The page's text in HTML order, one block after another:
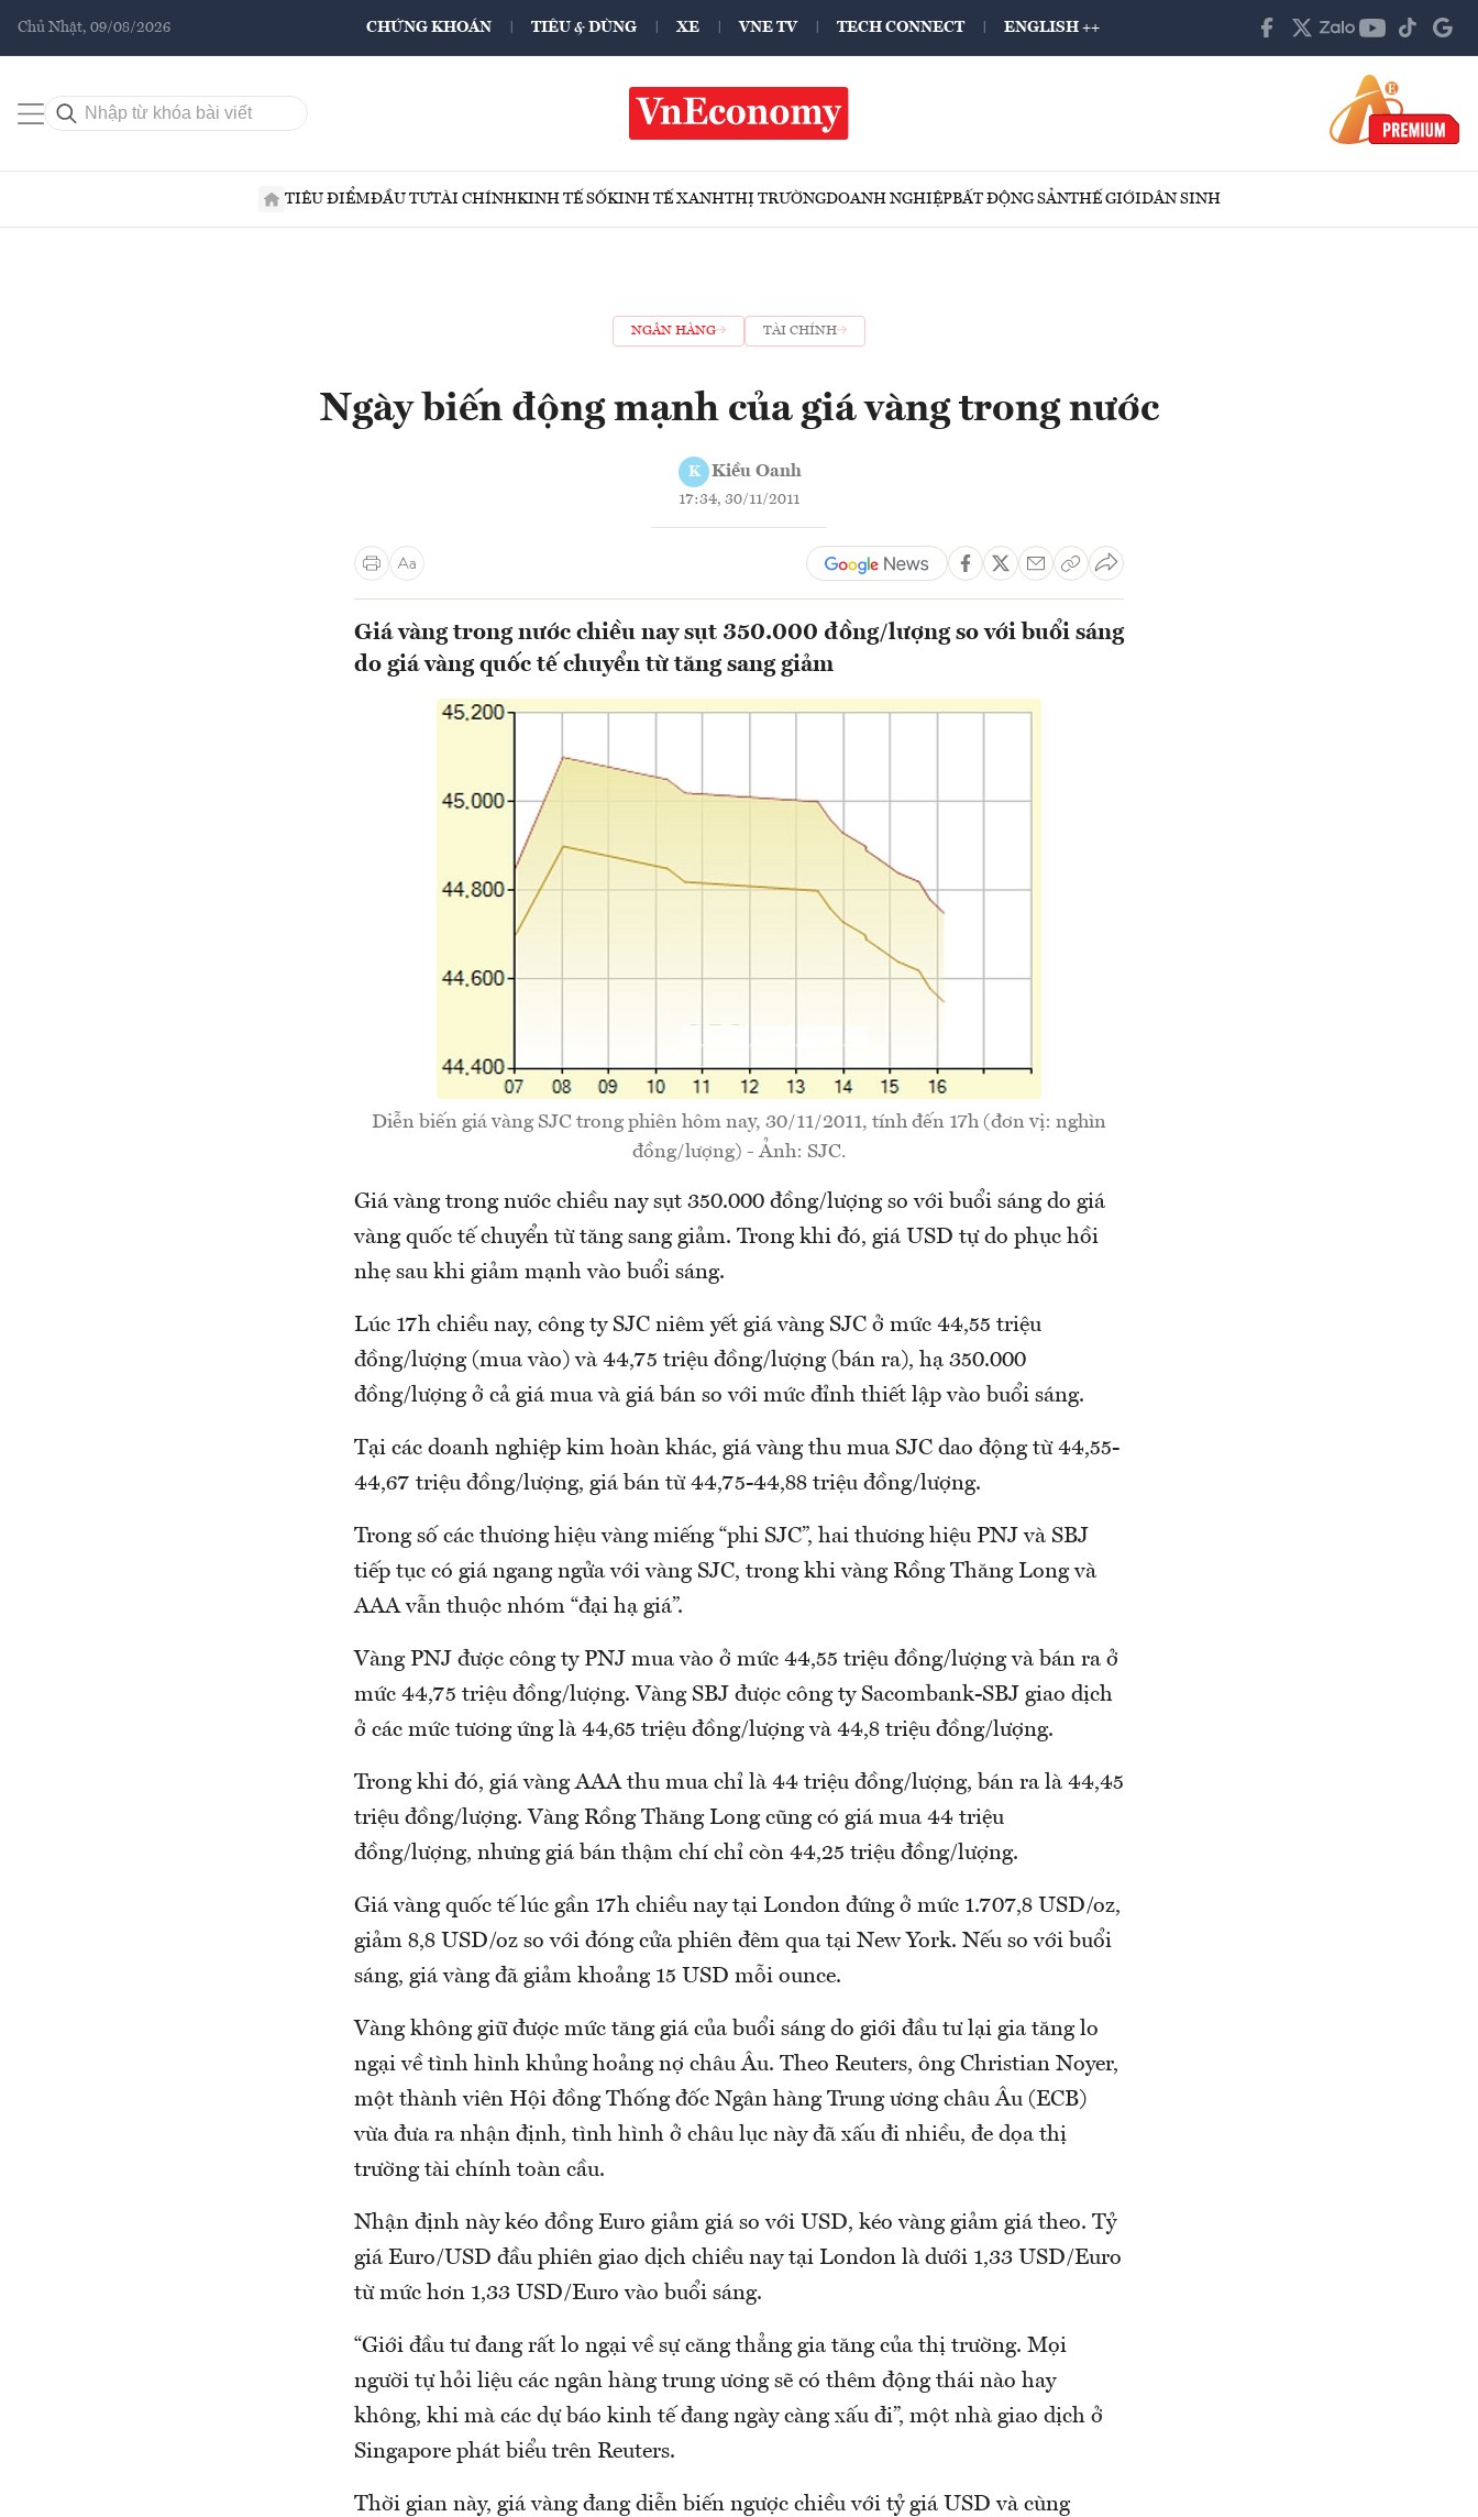
Chủ Nhật, 09/08/2026 CHỨNG KHOÁN TIÊU & DÙNG XE VNE TV TECH CONNECT ENGLISH ++
TIÊU ĐIỂMĐẦU TƯTÀI CHÍNHKINH TẾ SỐKINH TẾ XANHTHỊ TRƯỜNGDOANH NGHIỆPBẤT ĐỘNG SẢNTHẾ GIỚIDÂN SINH
NGÂN HÀNG TÀI CHÍNH
Ngày biến động mạnh của giá vàng trong nước
K Kiều Oanh
17:34, 30/11/2011
Giá vàng trong nước chiều nay sụt 350.000 đồng/lượng so với buổi sáng
do giá vàng quốc tế chuyển từ tăng sang giảm
Diễn biến giá vàng SJC trong phiên hôm nay, 30/11/2011, tính đến 17h (đơn vị: nghìn
đồng/lượng) - Ảnh: SJC.
Giá vàng trong nước chiều nay sụt 350.000 đồng/lượng so với buổi sáng do giá
vàng quốc tế chuyển từ tăng sang giảm. Trong khi đó, giá USD tự do phục hồi
nhẹ sau khi giảm mạnh vào buổi sáng.
Lúc 17h chiều nay, công ty SJC niêm yết giá vàng SJC ở mức 44,55 triệu
đồng/lượng (mua vào) và 44,75 triệu đồng/lượng (bán ra), hạ 350.000
đồng/lượng ở cả giá mua và giá bán so với mức đỉnh thiết lập vào buổi sáng.
Tại các doanh nghiệp kim hoàn khác, giá vàng thu mua SJC dao động từ 44,55-
44,67 triệu đồng/lượng, giá bán từ 44,75-44,88 triệu đồng/lượng.
Trong số các thương hiệu vàng miếng “phi SJC”, hai thương hiệu PNJ và SBJ
tiếp tục có giá ngang ngửa với vàng SJC, trong khi vàng Rồng Thăng Long và
AAA vẫn thuộc nhóm “đại hạ giá”.
Vàng PNJ được công ty PNJ mua vào ở mức 44,55 triệu đồng/lượng và bán ra ở
mức 44,75 triệu đồng/lượng. Vàng SBJ được công ty Sacombank-SBJ giao dịch
ở các mức tương ứng là 44,65 triệu đồng/lượng và 44,8 triệu đồng/lượng.
Trong khi đó, giá vàng AAA thu mua chỉ là 44 triệu đồng/lượng, bán ra là 44,45
triệu đồng/lượng. Vàng Rồng Thăng Long cũng có giá mua 44 triệu
đồng/lượng, nhưng giá bán thậm chí chỉ còn 44,25 triệu đồng/lượng.
Giá vàng quốc tế lúc gần 17h chiều nay tại London đứng ở mức 1.707,8 USD/oz,
giảm 8,8 USD/oz so với đóng cửa phiên đêm qua tại New York. Nếu so với buổi
sáng, giá vàng đã giảm khoảng 15 USD mỗi ounce.
Vàng không giữ được mức tăng giá của buổi sáng do giới đầu tư lại gia tăng lo
ngại về tình hình khủng hoảng nợ châu Âu. Theo Reuters, ông Christian Noyer,
một thành viên Hội đồng Thống đốc Ngân hàng Trung ương châu Âu (ECB)
vừa đưa ra nhận định, tình hình ở châu lục này đã xấu đi nhiều, đe dọa thị
trường tài chính toàn cầu.
Nhận định này kéo đồng Euro giảm giá so với USD, kéo vàng giảm giá theo. Tỷ
giá Euro/USD đầu phiên giao dịch chiều nay tại London là dưới 1,33 USD/Euro
từ mức hơn 1,33 USD/Euro vào buổi sáng.
“Giới đầu tư đang rất lo ngại về sự căng thẳng gia tăng của thị trường. Mọi
người tự hỏi liệu các ngân hàng trung ương sẽ có thêm động thái nào hay
không, khi mà các dự báo kinh tế đang ngày càng xấu đi”, một nhà giao dịch ở
Singapore phát biểu trên Reuters.
Thời gian này, giá vàng đang diễn biến ngược chiều với tỷ giá USD và cùng